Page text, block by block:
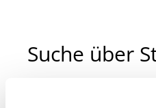
Suche über